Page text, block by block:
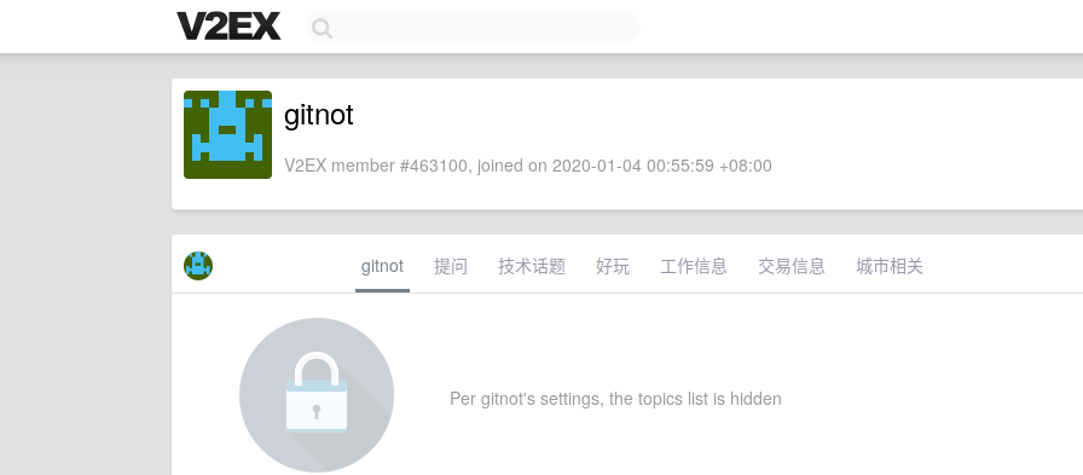
gitnot
V2EX member #463100, joined on 2020-01-04 00:55:59 +08:00
gitnot 提问 技术话题 好玩 工作信息 交易信息 城市相关
Per gitnot's settings, the topics list is hidden